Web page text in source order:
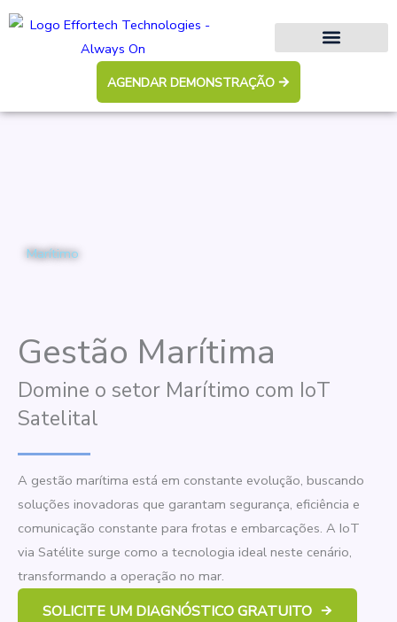
AGENDAR DEMONSTRAÇÃO
Marítimo
Gestão Marítima
Domine o setor Marítimo com IoT
Satelital
A gestão marítima está em constante evolução, buscando
soluções inovadoras que garantam segurança, eficiência e
comunicação constante para frotas e embarcações. A IoT
via Satélite surge como a tecnologia ideal neste cenário,
transformando a operação no mar.
SOLICITE UM DIAGNÓSTICO GRATUITO